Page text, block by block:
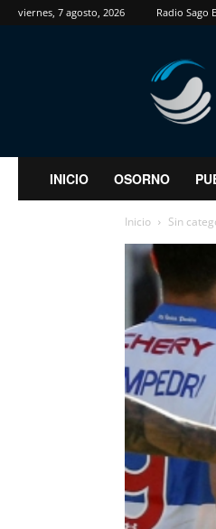
viernes, 7 agosto, 2026 Radio Sago
INICIO OSORNO
Inicio Sin